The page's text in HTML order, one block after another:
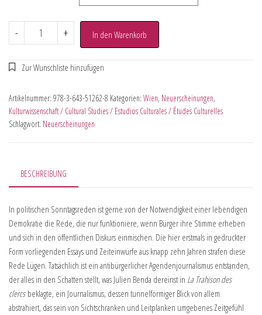
- + In den Warenkorb
Artikelnummer: 978-3-643-51262-8 Kategorien: Wien, Neuerscheinungen,
Kulturwissenschaft / Cultural Studies / Estudios Culturales / Études Culturelles
Schlagwort: Neuerscheinungen
BESCHREIBUNG
In politischen Sonntagsreden ist gerne von der Notwendigkeit einer lebendigen
Demokratie die Rede, die nur funktioniere, wenn Bürger ihre Stimme erheben
und sich in den öffentlichen Diskurs einmischen. Die hier erstmals in gedruckter
Form vorliegenden Essays und Zeiteinwürfe aus knapp zehn Jahren strafen diese
Rede Lügen. Tatsächlich ist ein antibürgerlicher Agendenjournalismus entstanden,
der alles in den Schatten stellt, was Julien Benda dereinst in La Trahison des
clercsbeklagte, ein Journalismus, dessen tunnelförmiger Blick von allem
abstrahiert, das sein von Sichtschranken und Leitplanken umgebenes Zeitgefühl